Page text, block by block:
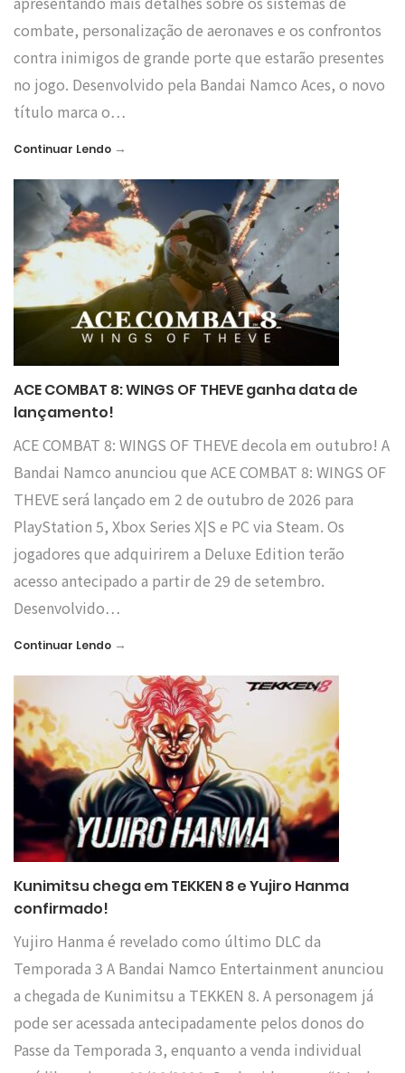
combate, personalização de aeronaves e os confrontos
contra inimigos de grande porte que estarão presentes
no jogo. Desenvolvido pela Bandai Namco Aces, o novo
título marca o…
Continuar Lendo →
ACE COMBAT 8: WINGS OF THEVE ganha data de
lançamento!
ACE COMBAT 8: WINGS OF THEVE decola em outubro! A
Bandai Namco anunciou que ACE COMBAT 8: WINGS OF
THEVE será lançado em 2 de outubro de 2026 para
PlayStation 5, Xbox Series X|S e PC via Steam. Os
jogadores que adquirirem a Deluxe Edition terão
acesso antecipado a partir de 29 de setembro.
Desenvolvido…
Continuar Lendo →
Kunimitsu chega em TEKKEN 8 e Yujiro Hanma
confirmado!
Yujiro Hanma é revelado como último DLC da
Temporada 3 A Bandai Namco Entertainment anunciou
a chegada de Kunimitsu a TEKKEN 8. A personagem já
pode ser acessada antecipadamente pelos donos do
Passe da Temporada 3, enquanto a venda individual